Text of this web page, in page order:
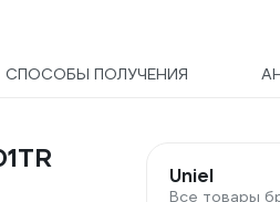
СПОСОБЫ ПОЛУЧЕНИЯ
Uniel
Все товары